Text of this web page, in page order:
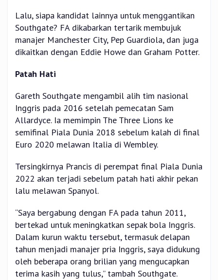
Lalu, siapa kandidat lainnya untuk menggantikan
Southgate? FA dikabarkan tertarik membujuk
manajer Manchester City, Pep Guardiola, dan juga
dikaitkan dengan Eddie Howe dan Graham Potter.
Patah Hati
Gareth Southgate mengambil alih tim nasional
Inggris pada 2016 setelah pemecatan Sam
Allardyce. Ia memimpin The Three Lions ke
semifinal Piala Dunia 2018 sebelum kalah di final
Euro 2020 melawan Italia di Wembley.
Tersingkirnya Prancis di perempat final Piala Dunia
2022 akan terjadi sebelum patah hati akhir pekan
lalu melawan Spanyol.
“Saya bergabung dengan FA pada tahun 2011,
bertekad untuk meningkatkan sepak bola Inggris.
Dalam kurun waktu tersebut, termasuk delapan
tahun menjadi manajer pria Inggris, saya didukung
oleh beberapa orang brilian yang mengucapkan
terima kasih yang tulus,” tambah Southgate.